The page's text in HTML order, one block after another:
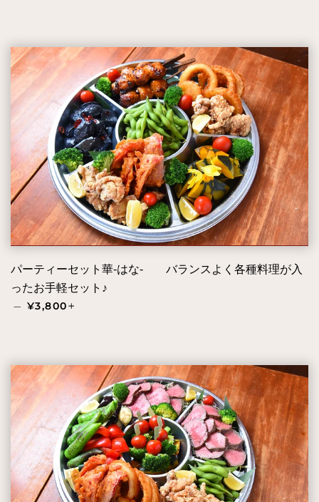
パーティーセット華-はな- バランスよく各種料理が入
ったお手軽セット♪
— 通常価格
¥3,800